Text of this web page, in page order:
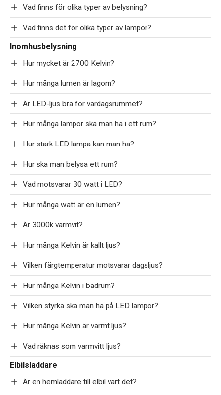
Vad finns för olika typer av belysning?
Vad finns det för olika typer av lampor?
Inomhusbelysning
Hur mycket är 2700 Kelvin?
Hur många lumen är lagom?
Är LED-ljus bra för vardagsrummet?
Hur många lampor ska man ha i ett rum?
Hur stark LED lampa kan man ha?
Hur ska man belysa ett rum?
Vad motsvarar 30 watt i LED?
Hur många watt är en lumen?
Är 3000k varmvit?
Hur många Kelvin är kallt ljus?
Vilken färgtemperatur motsvarar dagsljus?
Hur många Kelvin i badrum?
Vilken styrka ska man ha på LED lampor?
Hur många Kelvin är varmt ljus?
Vad räknas som varmvitt ljus?
Elbilsladdare
Är en hemladdare till elbil värt det?